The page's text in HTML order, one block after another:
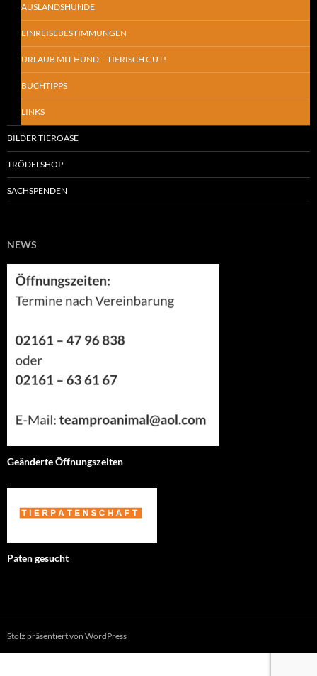
AUSLANDSHUNDE
EINREISEBESTIMMUNGEN
URLAUB MIT HUND – TIERISCH GUT!
BUCHTIPPS
LINKS
BILDER TIEROASE
TRÖDELSHOP
SACHSPENDEN
NEWS
Geänderte Öffnungszeiten
Paten gesucht
Stolz präsentiert von WordPress